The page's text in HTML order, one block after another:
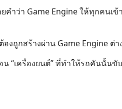
ำว่า Game Engine ให้ทุกคนเข้
งถูกสร้างผ่าน Game Engine ต่
น “เครื่องยนต์” ที่ทำให้รถคันนั้นขั